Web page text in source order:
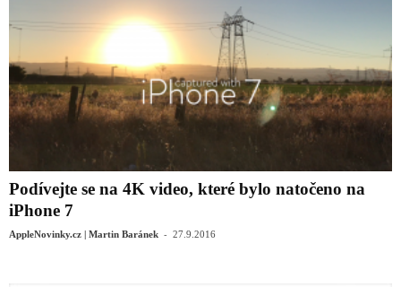
Podívejte se na 4K video, které bylo natočeno na
iPhone 7
AppleNovinky.cz | Martin Baránek - 27.9.2016